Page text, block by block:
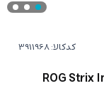
کدکالا: